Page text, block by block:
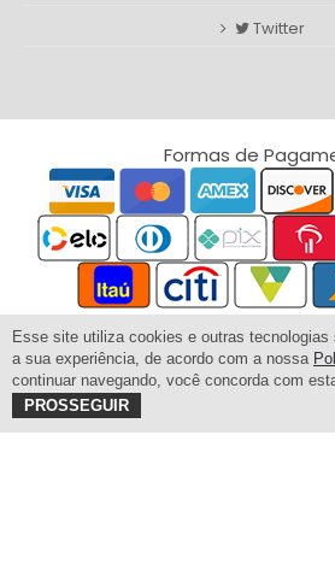
Esse site utiliza cookies e outras tecnologias
a sua experiência, de acordo com a nossa
continuar navegando, você concorda com
PROSSEGUIR
Twitter
Formas de